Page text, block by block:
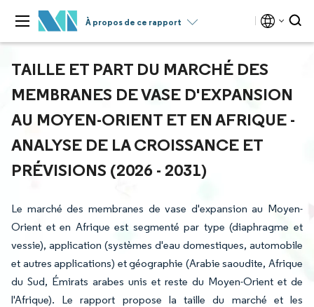
À propos de ce rapport
TAILLE ET PART DU MARCHÉ DES
MEMBRANES DE VASE D'EXPANSION
AU MOYEN-ORIENT ET EN AFRIQUE -
ANALYSE DE LA CROISSANCE ET
PRÉVISIONS (2026 - 2031)
Le marché des membranes de vase d'expansion au Moyen-
Orient et en Afrique est segmenté par type (diaphragme et
vessie), application (systèmes d'eau domestiques, automobile
et autres applications) et géographie (Arabie saoudite, Afrique
du Sud, Émirats arabes unis et reste du Moyen-Orient et de
l'Afrique). Le rapport propose la taille du marché et les